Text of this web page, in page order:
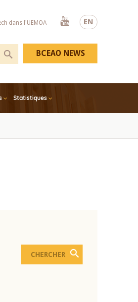
EN
dans l'UEMOA
Youtube
Statistiques
BCEAO NEWS